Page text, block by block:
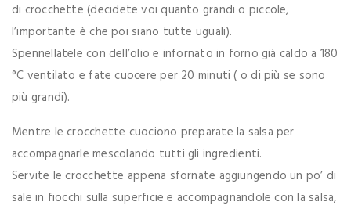
di crocchette (decidete voi quanto grandi o piccole,
l’importante è che poi siano tutte uguali).
Spennellatele con dell’olio e infornato in forno già caldo a 180
°C ventilato e fate cuocere per 20 minuti ( o di più se sono
più grandi).
Mentre le crocchette cuociono preparate la salsa per
accompagnarle mescolando tutti gli ingredienti.
Servite le crocchette appena sfornate aggiungendo un po’ di
sale in fiocchi sulla superficie e accompagnandole con la salsa,